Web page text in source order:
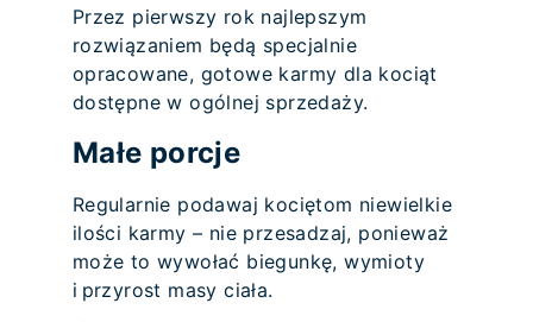
Przez pierwszy rok najlepszym
rozwiązaniem będą specjalnie
opracowane, gotowe karmy dla kociąt
dostępne w ogólnej sprzedaży.
Małe porcje
Regularnie podawaj kociętom niewielkie
ilości karmy – nie przesadzaj, ponieważ
może to wywołać biegunkę, wymioty
i przyrost masy ciała.